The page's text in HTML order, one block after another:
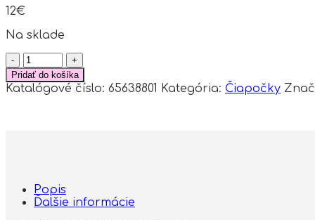
12€
Na sklade
množstvo
BABY
NELLYS
Zimná
okuliarmi
Pridať do košíka
Katalógové číslo: 65638801 Kategória: Čiapočky
Popis
Ďalšie informácie